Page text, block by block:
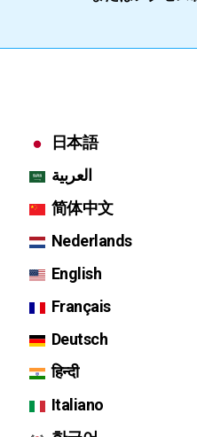
日本語
العربية
简体中文
Nederlands
English
Français
Deutsch
हिन्दी
Italiano